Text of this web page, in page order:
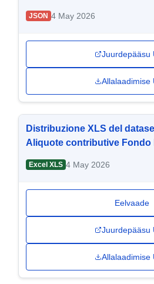
JSON 4 May 2026
Juurdepääsu
Allalaadimise
Distribuzione XLS del
Aliquote contributive Fondo
Excel XLS 4 May 2026
Eelvaade
Juurdepääsu
Allalaadimise